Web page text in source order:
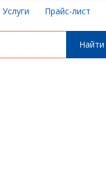
Услуги Прайс-лист
Найти